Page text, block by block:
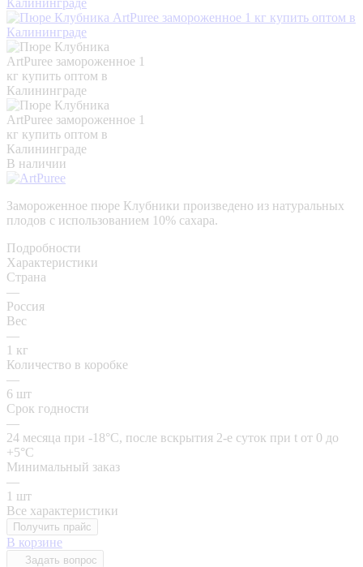
В наличии
Замороженное пюре Клубники произведено из натуральных
плодов с использованием 10% сахара.
Подробности
Характеристики
Страна
—
Россия
Вес
—
1 кг
Количество в коробке
—
6 шт
Срок годности
—
24 месяца при -18°C, после вскрытия 2-е суток при t от 0 до
+5°C
Минимальный заказ
—
1 шт
Все характеристики
Получить прайс
В корзине
Задать вопрос